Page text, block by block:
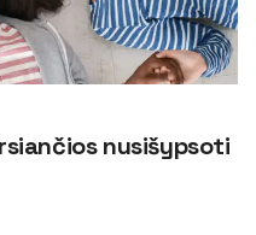
nusišypsoti